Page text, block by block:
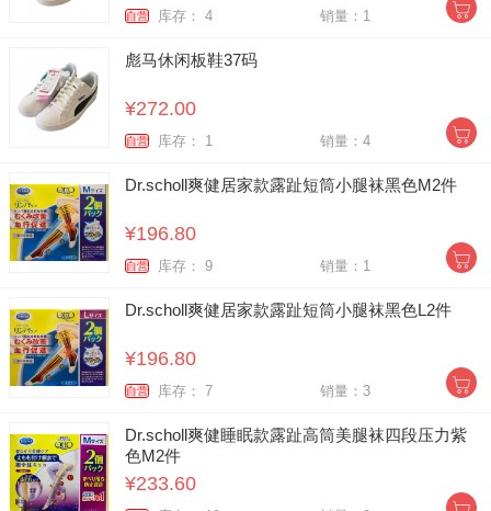
自营 库存： 4 销量：1
彪马休闲板鞋37码
¥272.00
自营 库存： 1 销量：4
Dr.scholl爽健居家款露趾短筒小腿袜黑色M2件
¥196.80
自营 库存： 9 销量：1
Dr.scholl爽健居家款露趾短筒小腿袜黑色L2件
¥196.80
自营 库存： 7 销量：3
Dr.scholl爽健睡眠款露趾高筒美腿袜四段压力紫
色M2件
¥233.60